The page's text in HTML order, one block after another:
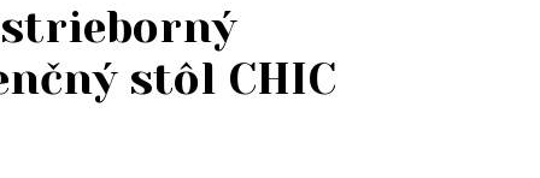
stôl CHIC